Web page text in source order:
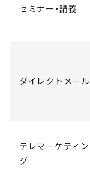
セミナー・講義
ダイレクトメール
テレマーケティン
グ